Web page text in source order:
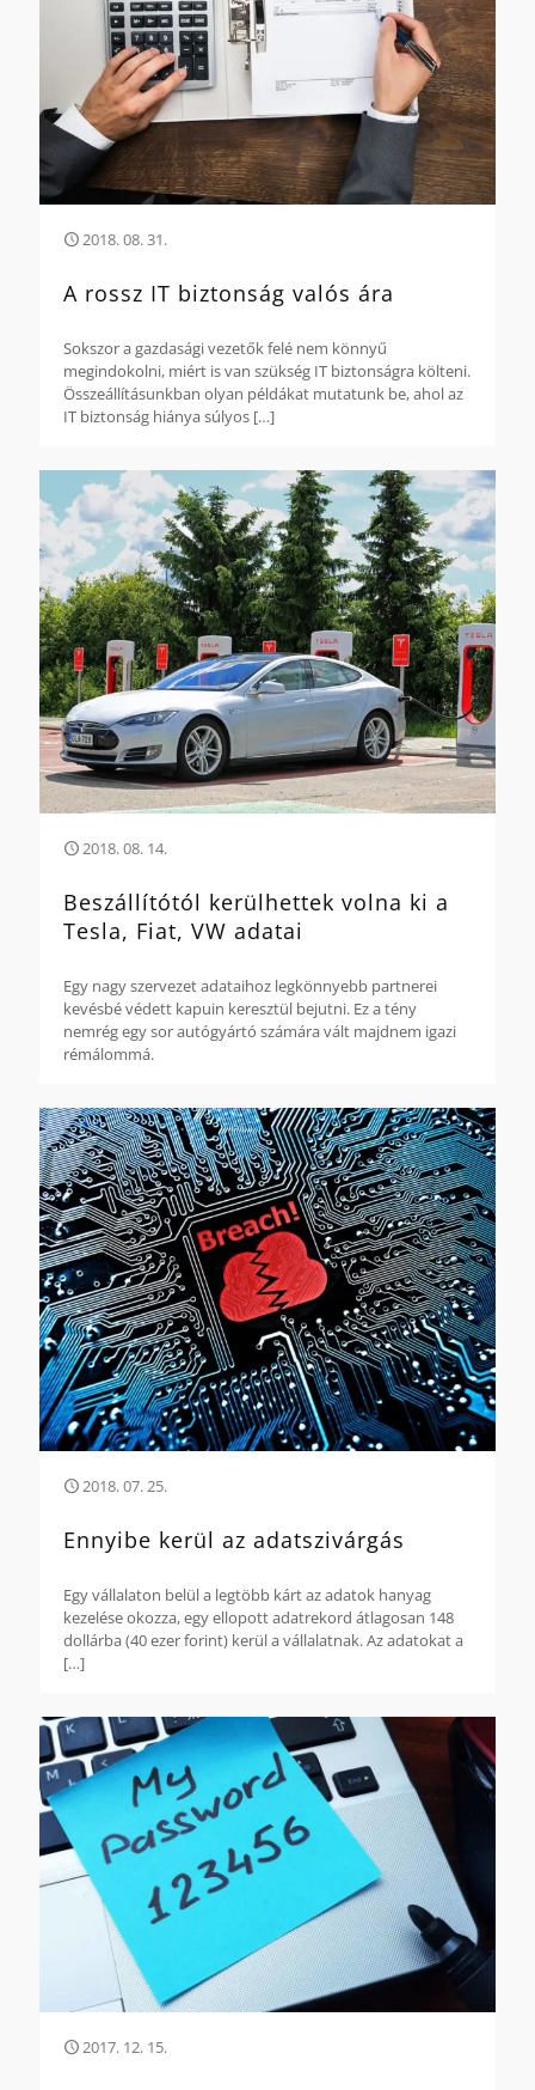
2018. 08. 31.
A rossz IT biztonság valós ára
Sokszor a gazdasági vezetők felé nem könnyű
megindokolni, miért is van szükség IT biztonságra költeni.
Összeállításunkban olyan példákat mutatunk be, ahol az
IT biztonság hiánya súlyos […]
2018. 08. 14.
Beszállítótól kerülhettek volna ki a
Tesla, Fiat, VW adatai
Egy nagy szervezet adataihoz legkönnyebb partnerei
kevésbé védett kapuin keresztül bejutni. Ez a tény
nemrég egy sor autógyártó számára vált majdnem igazi
rémálommá.
2018. 07. 25.
Ennyibe kerül az adatszivárgás
Egy vállalaton belül a legtöbb kárt az adatok hanyag
kezelése okozza, egy ellopott adatrekord átlagosan 148
dollárba (40 ezer forint) kerül a vállalatnak. Az adatokat a
[…]
2017. 12. 15.